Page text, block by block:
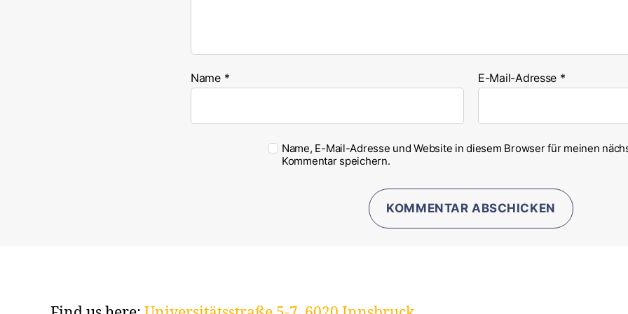
Name * E-Mail-Adresse *
Name, E-Mail-Adresse und Website in diesem Browser für meinen
Kommentar speichern.